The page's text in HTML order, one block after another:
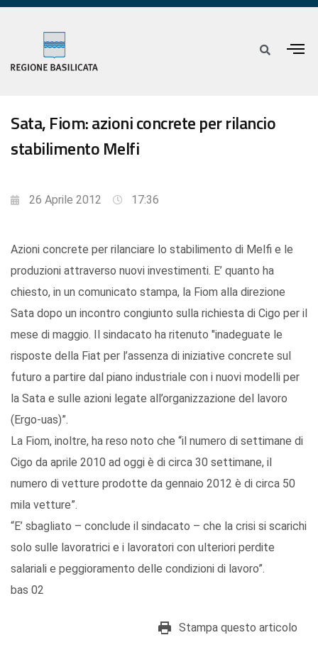
Sata, Fiom: azioni concrete per rilancio
stabilimento Melfi
26 Aprile 2012 17:36
Azioni concrete per rilanciare lo stabilimento di Melfi e le
produzioni attraverso nuovi investimenti. E’ quanto ha
chiesto, in un comunicato stampa, la Fiom alla direzione
Sata dopo un incontro congiunto sulla richiesta di Cigo per il
mese di maggio. Il sindacato ha ritenuto "inadeguate le
risposte della Fiat per l’assenza di iniziative concrete sul
futuro a partire dal piano industriale con i nuovi modelli per
la Sata e sulle azioni legate all’organizzazione del lavoro
(Ergo-uas)”.
La Fiom, inoltre, ha reso noto che “il numero di settimane di
Cigo da aprile 2010 ad oggi è di circa 30 settimane, il
numero di vetture prodotte da gennaio 2012 è di circa 50
mila vetture”.
“E’ sbagliato – conclude il sindacato – che la crisi si scarichi
solo sulle lavoratrici e i lavoratori con ulteriori perdite
salariali e peggioramento delle condizioni di lavoro”.
bas 02
Stampa questo articolo